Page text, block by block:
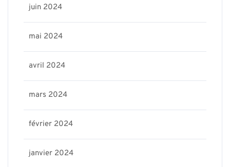
juin 2024
mai 2024
avril 2024
mars 2024
février 2024
janvier 2024